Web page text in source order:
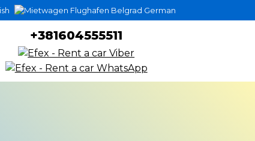
German
+381604555511